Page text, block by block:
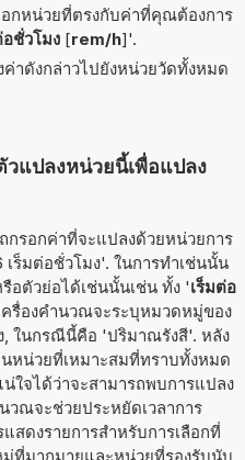
อกหน่วยที่ตรงกับค่าที่คุณต้องการ
อชั่วโมง[rem/h]'.
าดังกล่าวไปยังหน่วยวัดทั้งหมด
แปลงหน่วยนี้เพื่อแปลง
กรอกค่าที่จะแปลงด้วยหน่วยการ
ร็มต่อชั่วโมง'. ในการทำเช่นนั้น
อตัวย่อได้เช่นนั้นเช่น ทั้ง 'เร็มต่อ
รื่องคำนวณจะระบุหมวดหมู่ของ
, ในกรณีนี้คือ 'ปริมาณรังสี'. หลัง
หน่วยที่เหมาะสมที่ทราบทั้งหมด
ใจได้ว่าจะสามารถพบการแปลง
ณจะช่วยประหยัดเวลาการ
สดงรายการสำหรับการเลือกที่
ที่มากมายและหน่วยที่รองรับนับ